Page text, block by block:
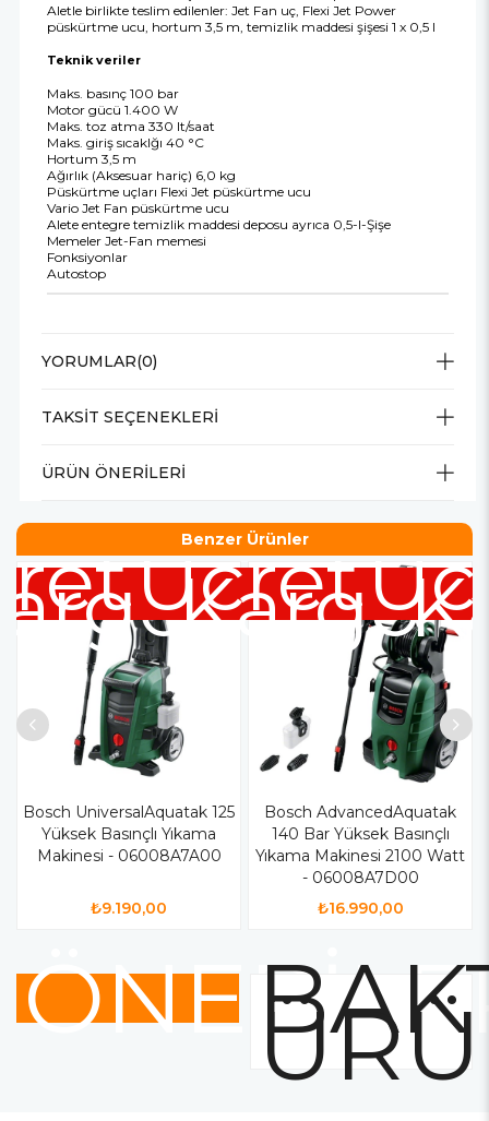
Aletle birlikte teslim edilenler: Jet Fan uç, Flexi Jet Power
püskürtme ucu, hortum 3,5 m, temizlik maddesi şişesi 1 x 0,5 l
Teknik veriler
Maks. basınç 100 bar
Motor gücü 1.400 W
Maks. toz atma 330 lt/saat
Maks. giriş sıcaklğı 40 °C
Hortum 3,5 m
Ağırlık (Aksesuar hariç) 6,0 kg
Püskürtme uçları Flexi Jet püskürtme ucu
Vario Jet Fan püskürtme ucu
Alete entegre temizlik maddesi deposu ayrıca 0,5-l-Şişe
Memeler Jet-Fan memesi
Fonksiyonlar
Autostop
YORUMLAR(0)
TAKSIT SEÇENEKLERI
ÜRÜN ÖNERILERI
Benzer Ürünler
Bosch UniversalAquatak 125
Yüksek Basınçlı Yıkama
Makinesi - 06008A7A00
₺9.190,00
Bosch AdvancedAquatak
140 Bar Yüksek Basınçlı
Yıkama Makinesi 2100 Watt
- 06008A7D00
₺16.990,00
Ücretsiz
Kargo